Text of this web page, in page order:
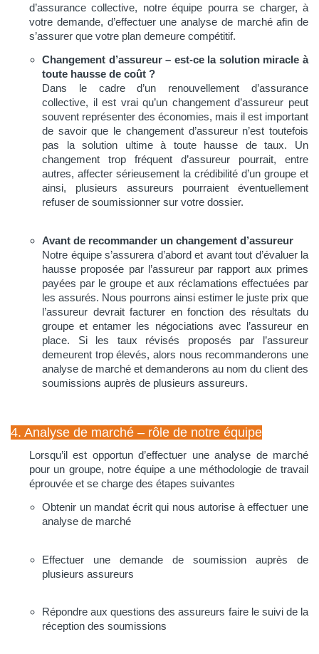
d’assurance collective, notre équipe pourra se charger, à
votre demande, d’effectuer une analyse de marché afin de
s’assurer que votre plan demeure compétitif.
Changement d’assureur – est-ce la solution miracle à
toute hausse de coût ?
Dans le cadre d’un renouvellement d’assurance
collective, il est vrai qu’un changement d’assureur peut
souvent représenter des économies, mais il est important
de savoir que le changement d’assureur n’est toutefois
pas la solution ultime à toute hausse de taux. Un
changement trop fréquent d’assureur pourrait, entre
autres, affecter sérieusement la crédibilité d’un groupe et
ainsi, plusieurs assureurs pourraient éventuellement
refuser de soumissionner sur votre dossier.
Avant de recommander un changement d’assureur
Notre équipe s’assurera d’abord et avant tout d’évaluer la
hausse proposée par l’assureur par rapport aux primes
payées par le groupe et aux réclamations effectuées par
les assurés. Nous pourrons ainsi estimer le juste prix que
l’assureur devrait facturer en fonction des résultats du
groupe et entamer les négociations avec l’assureur en
place. Si les taux révisés proposés par l’assureur
demeurent trop élevés, alors nous recommanderons une
analyse de marché et demanderons au nom du client des
soumissions auprès de plusieurs assureurs.
4. Analyse de marché – rôle de notre équipe
Lorsqu’il est opportun d’effectuer une analyse de marché
pour un groupe, notre équipe a une méthodologie de travail
éprouvée et se charge des étapes suivantes
Obtenir un mandat écrit qui nous autorise à effectuer une
analyse de marché
Effectuer une demande de soumission auprès de
plusieurs assureurs
Répondre aux questions des assureurs faire le suivi de la
réception des soumissions